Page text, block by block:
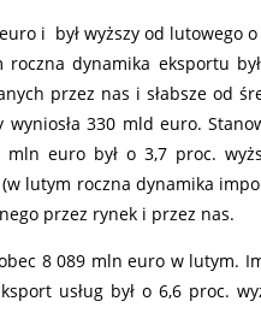
i był wyższy od lutowego o
dynamika eksportu
przez nas i słabsze od
330 mld euro.
euro był o 3,7 proc.
lutym roczna dynamika
przez rynek i przez nas.
8 089 mln euro w lutym.
usług był o 6,6 proc.